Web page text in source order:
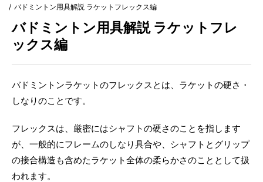
バドミントン用具解説 ラケットフレックス編
バドミントン用具解説 ラケットフレ
ックス編
バドミントンラケットのフレックスとは、ラケットの硬さ・
しなりのことです。
フレックスは、厳密にはシャフトの硬さのことを指します
が、一般的にフレームのしなり具合や、シャフトとグリップ
の接合構造も含めたラケット全体の柔らかさのこととして扱
われます。